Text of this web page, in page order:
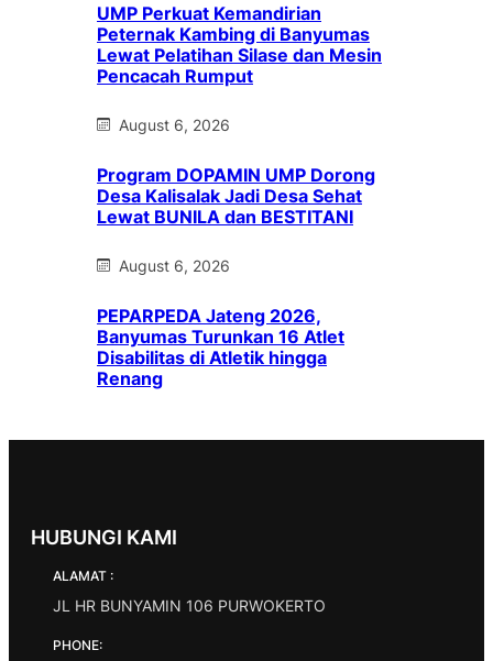
UMP Perkuat Kemandirian
Peternak Kambing di Banyumas
Lewat Pelatihan Silase dan Mesin
Pencacah Rumput
August 6, 2026
Program DOPAMIN UMP Dorong
Desa Kalisalak Jadi Desa Sehat
Lewat BUNILA dan BESTITANI
August 6, 2026
PEPARPEDA Jateng 2026,
Banyumas Turunkan 16 Atlet
Disabilitas di Atletik hingga
Renang
HUBUNGI KAMI
ALAMAT :
JL HR BUNYAMIN 106 PURWOKERTO
PHONE: